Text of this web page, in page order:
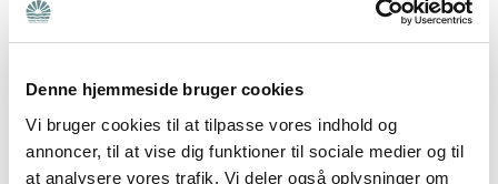
Denne hjemmeside bruger cookies
Vi bruger cookies til at tilpasse vores indhold og
annoncer, til at vise dig funktioner til sociale medier og til
at analysere vores trafik. Vi deler også oplysninger om
3. Skriv en pressemeddelelse
Brug pressemeddelelsen, når du har et arrangement,